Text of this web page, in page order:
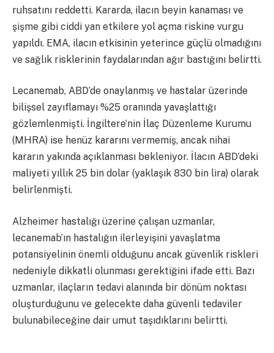
ruhsatını reddetti. Kararda, ilacın beyin kanaması ve
şişme gibi ciddi yan etkilere yol açma riskine vurgu
yapıldı. EMA, ilacın etkisinin yeterince güçlü olmadığını
ve sağlık risklerinin faydalarından ağır bastığını belirtti.
Lecanemab, ABD’de onaylanmış ve hastalar üzerinde
bilişsel zayıflamayı %25 oranında yavaşlattığı
gözlemlenmişti. İngiltere’nin İlaç Düzenleme Kurumu
(MHRA) ise henüz kararını vermemiş, ancak nihai
kararın yakında açıklanması bekleniyor. İlacın ABD’deki
maliyeti yıllık 25 bin dolar (yaklaşık 830 bin lira) olarak
belirlenmişti.
Alzheimer hastalığı üzerine çalışan uzmanlar,
lecanemab’ın hastalığın ilerleyişini yavaşlatma
potansiyelinin önemli olduğunu ancak güvenlik riskleri
nedeniyle dikkatli olunması gerektiğini ifade etti. Bazı
uzmanlar, ilaçların tedavi alanında bir dönüm noktası
oluşturduğunu ve gelecekte daha güvenli tedaviler
bulunabileceğine dair umut taşıdıklarını belirtti.